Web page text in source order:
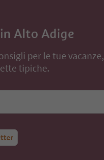
Alto Adige
per le tue vacanze,
tipiche.